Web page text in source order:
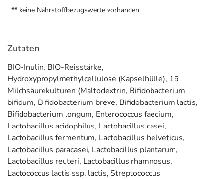
50670 Köln
hinterlegt. (oben)
** keine Nährstoffbezugswerte vorhanden
Zutaten
BIO-Inulin, BIO-Reisstärke,
Hydroxypropylmethylcellulose (Kapselhülle), 15
Milchsäurekulturen (Maltodextrin, Bifidobacterium
bifidum, Bifidobacterium breve, Bifidobacterium lactis,
Bifidobacterium longum, Enterococcus faecium,
Lactobacillus acidophilus, Lactobacillus casei,
Lactobacillus fermentum, Lactobacillus helveticus,
Lactobacillus paracasei, Lactobacillus plantarum,
Lactobacillus reuteri, Lactobacillus rhamnosus,
Lactococcus lactis ssp. lactis, Streptococcus